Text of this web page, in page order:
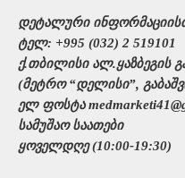
დეტალური
ტელ: +995 (032) 2 519101
ქ.თბილისი ალ.ყაზბეგის
(მეტრო “დელისი”,
ელ ფოსტა
სამუშაო საათები
ყოველდღე (10:00-19:30)